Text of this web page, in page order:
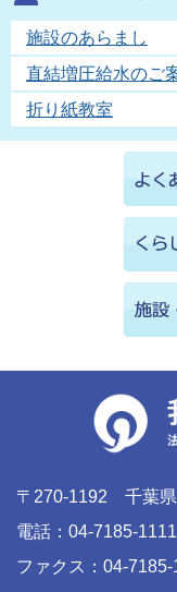
施設のあらまし
直結増圧給水のご
折り紙教室
〒270-1192 千葉県
電話：04-7185-1111
ファクス：04-7185-